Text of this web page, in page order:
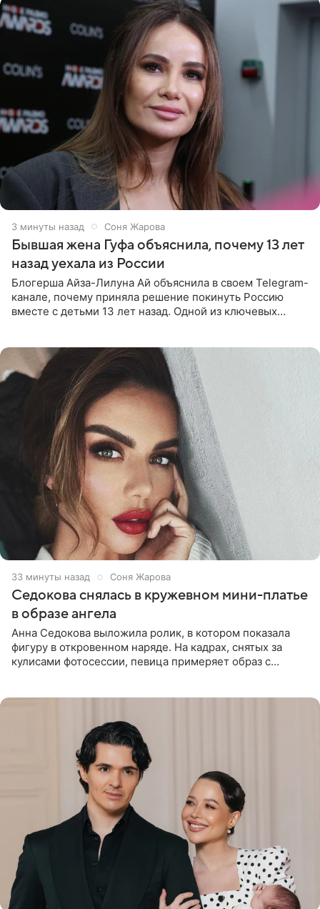
3 минуты назад Соня Жарова
Бывшая жена Гуфа объяснила, почему 13 лет
назад уехала из России
Блогерша Айза-Лилуна Ай объяснила в своем Telegram-
канале, почему приняла решение покинуть Россию
вместе с детьми 13 лет назад. Одной из ключевых
33 минуты назад Соня Жарова
Седокова снялась в кружевном мини-платье
в образе ангела
Анна Седокова выложила ролик, в котором показала
фигуру в откровенном наряде. На кадрах, снятых за
кулисами фотосессии, певица примеряет образ с